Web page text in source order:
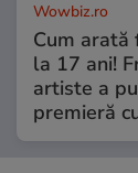
Wowbiz.ro
Cum arată
la 17 ani!
artiste a
premieră